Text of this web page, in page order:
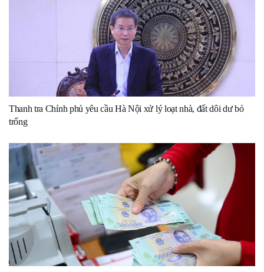
Thanh tra Chính phủ yêu cầu Hà Nội xử lý loạt nhà, đất dôi dư bỏ
trống